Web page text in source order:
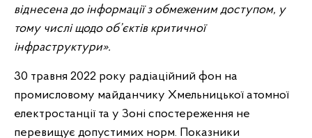
віднесена до інформації з обмеженим доступом, у
тому числі щодо об’єктів критичної
інфраструктури».
30 травня 2022 року радіаційний фон на
промисловому майданчику Хмельницької атомної
електростанції та у Зоні спостереження не
перевищує допустимих норм. Показники